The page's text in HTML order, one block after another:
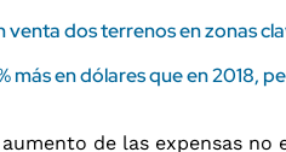
venta dos terrenos en zonas
más en dólares que en 2018,